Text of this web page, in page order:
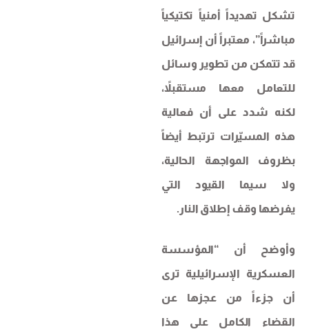
تشكل تهديداً أمنياً تكتيكياً
مباشراً”، معتبراً أن إسرائيل
قد تتمكن من تطوير وسائل
للتعامل معها مستقبلاً،
لكنه شدد على أن فعالية
هذه المسيّرات ترتبط أيضاً
بظروف المواجهة الحالية،
ولا سيما القيود التي
يفرضها وقف إطلاق النار.
وأوضح أن “المؤسسة
العسكرية الإسرائيلية ترى
أن جزءاً من عجزها عن
القضاء الكامل على هذا